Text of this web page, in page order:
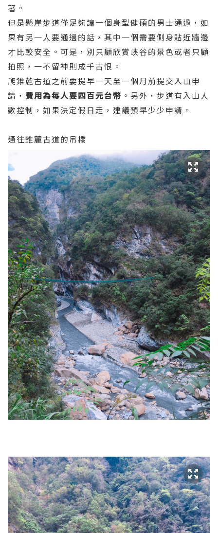
著。
但是懸崖步道僅足夠讓一個身型健碩的男士通過，如
果有另一人要通過的話，其中一個需要側身貼近牆邊
才比較安全。可是，別只顧欣賞峽谷的景色或者只顧
拍照，一不留神則成千古恨。
爬錐麓古道之前要提早一天至一個月前提交入山申
請， 費用為每人要四百元台幣 。另外，步道有入山人
數控制，如果決定假日走，建議預早少少申請。
通往錐麓古道的吊橋